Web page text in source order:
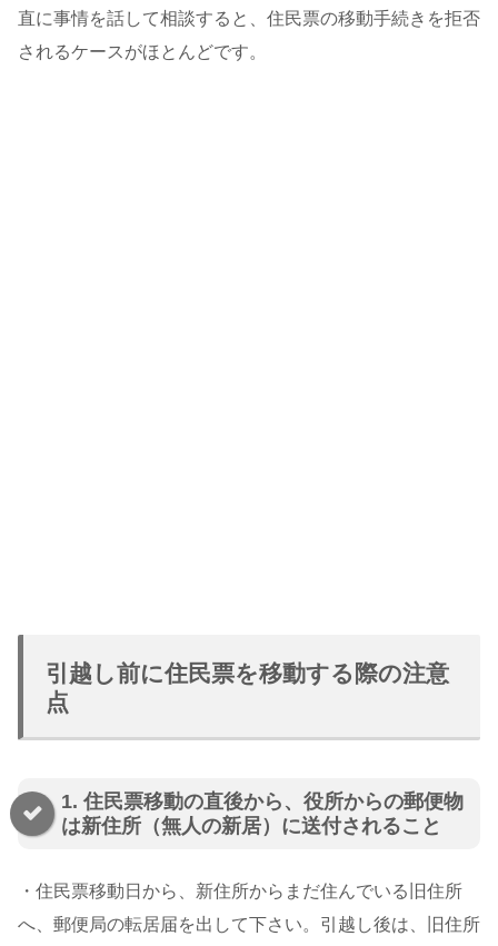
直に事情を話して相談すると、住民票の移動手続きを拒否
されるケースがほとんどです。
引越し前に住民票を移動する際の注意
点
1. 住民票移動の直後から、役所からの郵便物
は新住所（無人の新居）に送付されること
・住民票移動日から、新住所からまだ住んでいる旧住所
へ、郵便局の転居届を出して下さい。引越し後は、旧住所